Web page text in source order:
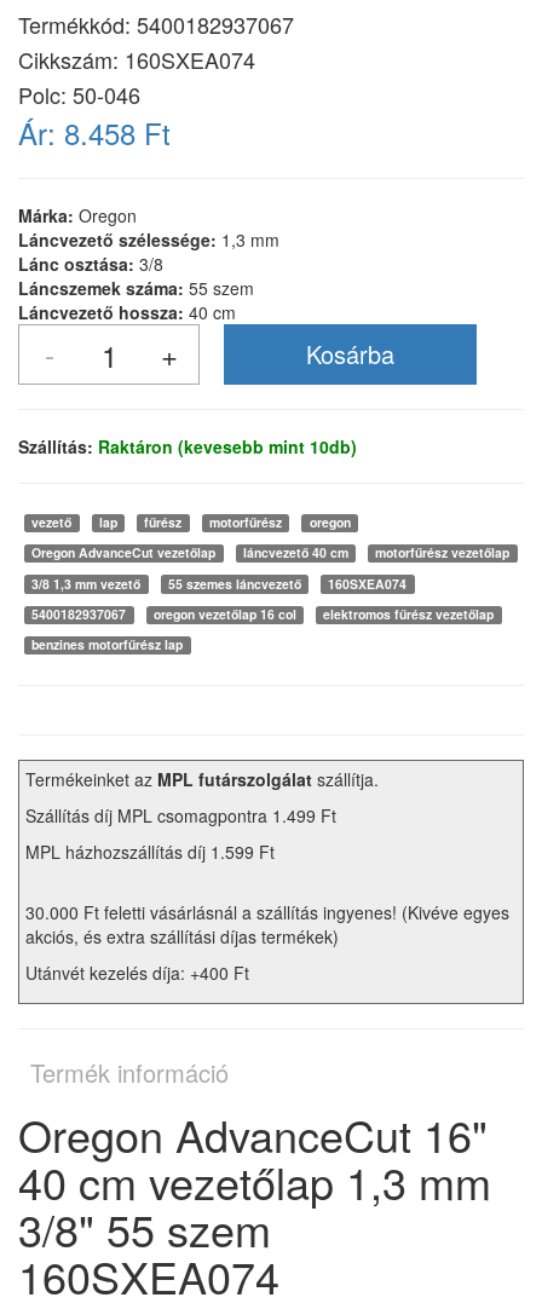
Termékkód: 5400182937067
Cikkszám: 160SXEA074
Polc: 50-046
Ár: 8.458 Ft
Márka: Oregon
Láncvezető szélessége: 1,3 mm
Lánc osztása: 3/8
Láncszemek száma: 55 szem
Láncvezető hossza: 40 cm
Szállítás: Raktáron (kevesebb mint 10db)
vezető lap fűrész motorfűrész
oregon
Oregon AdvanceCut vezetőlap
láncvezető 40 cm
motorfűrész vezetőlap
3/8 1,3 mm vezető
55 szemes láncvezető
160SXEA074
5400182937067
oregon vezetőlap 16 col
elektromos fűrész vezetőlap
benzines motorfűrész lap
Termékeinket az MPL futárszolgálat szállítja.
Szállítás díj MPL csomagpontra 1.499 Ft
MPL házhozszállítás díj 1.599 Ft
30.000 Ft feletti vásárlásnál a szállítás ingyenes! (Kivéve egyes
akciós, és extra szállítási díjas termékek)
Utánvét kezelés díja: +400 Ft
Termék információ
Oregon AdvanceCut 16"
40 cm vezetőlap 1,3 mm
3/8" 55 szem
160SXEA074